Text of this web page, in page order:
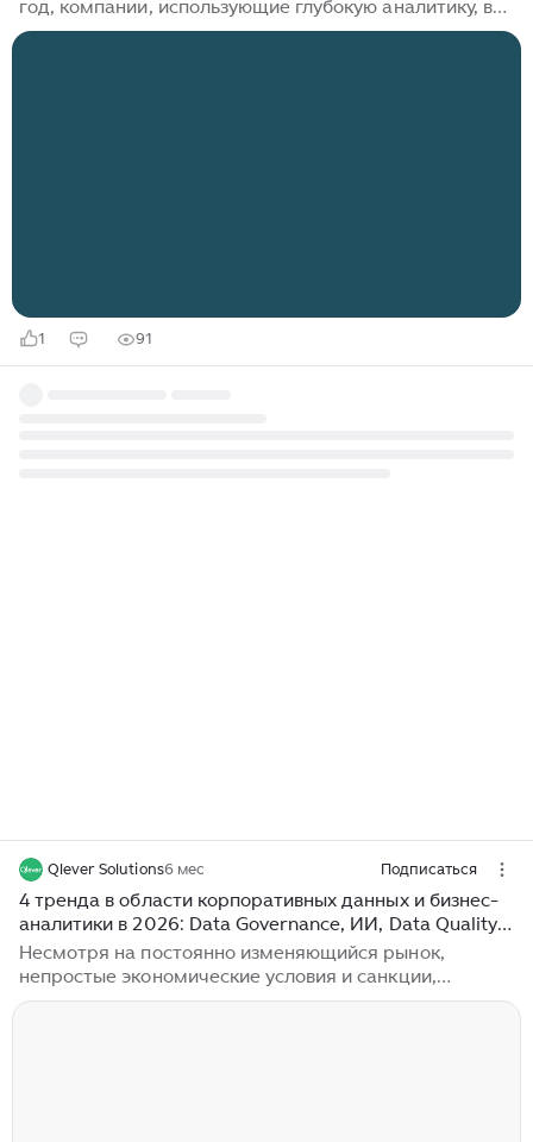
год, компании, использующие глубокую аналитику, в
1,6 раза чаще опережают своих конкурентов по
1 91
Qlever Solutions6 мес Подписаться
4 тренда в области корпоративных данных и бизнес-
аналитики в 2026: Data Governance, ИИ, Data Quality,
гиперавтоматизация
Несмотря на постоянно изменяющийся рынок,
непростые экономические условия и санкции,
цифровизация российского бизнеса продолжается.